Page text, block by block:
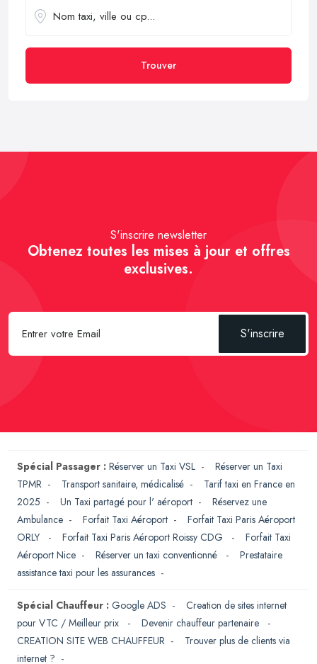
Trouver
S'inscrire newsletter
Obtenez toutes les mises à jour et offres
exclusives.
S'inscrire
Spécial Passager : Réserver un Taxi VSL - Réserver un Taxi
TPMR - Transport sanitaire, médicalisé - Tarif taxi en France en
2025 - Un Taxi partagé pour l' aéroport - Réservez une
Ambulance - Forfait Taxi Aéroport - Forfait Taxi Paris Aéroport
ORLY
- Forfait Taxi Paris Aéroport Roissy CDG - Forfait Taxi
Aéroport Nice - Réserver un taxi conventionné - Prestataire
assistance taxi pour les assurances -
Spécial Chauffeur : Google ADS - Creation de sites internet
pour VTC / Meilleur prix
- Devenir chauffeur partenaire
-
CREATION SITE WEB CHAUFFEUR - Trouver plus de clients via
internet ? -